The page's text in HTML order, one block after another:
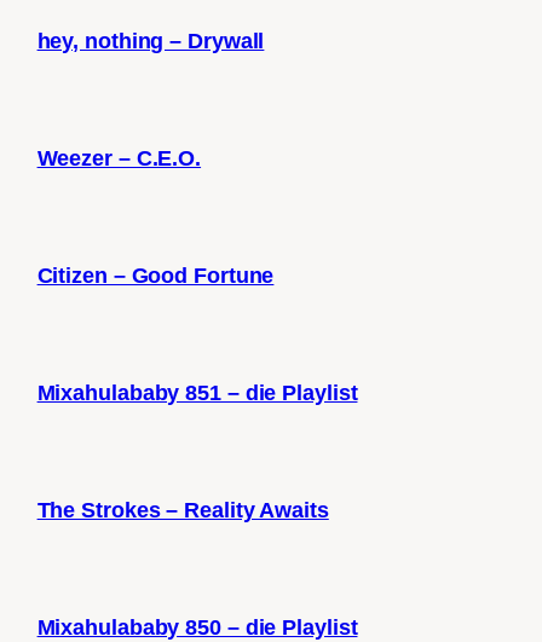
hey, nothing – Drywall
Weezer – C.E.O.
Citizen – Good Fortune
Mixahulababy 851 – die Playlist
The Strokes – Reality Awaits
Mixahulababy 850 – die Playlist